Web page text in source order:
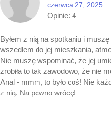
czerwca 27, 2025
Opinie: 4
Byłem z nią na spotkaniu i
wszedłem do jej mieszkania,
Nie muszę wspominać, że jej
zrobiła to tak zawodowo, że nie
Anal - mmm, to było coś! Nie
z nią. Na pewno wrócę!